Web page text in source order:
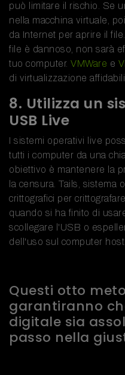
può limitare il rischio. Se
nella macchina virtuale,
da Internet per aprire il
file è dannoso, non sarà
tuo computer. VMWare e
di virtualizzazione affidabili
8. Utilizza un
USB Live
I sistemi operativi live
tutti i computer da una
obiettivo è mantenere la
la censura. Tails, sistema
crittografici per
quando si ha finito di
scollegare l'USB o
dell'uso sul computer host.
Questi otto
garantiranno
digitale sia
passo nella